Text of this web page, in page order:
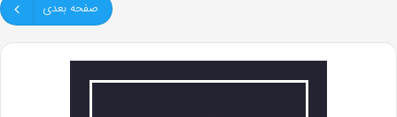
صفحه بعدی